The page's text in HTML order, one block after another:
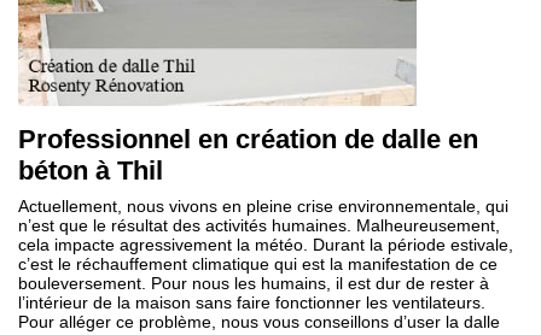
Professionnel en création de dalle en
béton à Thil
Actuellement, nous vivons en pleine crise environnementale, qui
n’est que le résultat des activités humaines. Malheureusement,
cela impacte agressivement la météo. Durant la période estivale,
c’est le réchauffement climatique qui est la manifestation de ce
bouleversement. Pour nous les humains, il est dur de rester à
l’intérieur de la maison sans faire fonctionner les ventilateurs.
Pour alléger ce problème, nous vous conseillons d’user la dalle